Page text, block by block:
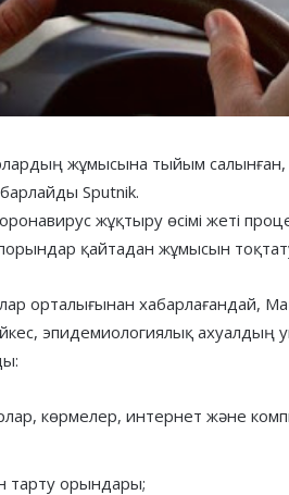
жұмысына тыйым салынған,
Sputnik.
жұқтыру өсімі жеті
қайтадан жұмысын
орталығынан хабарлағандай,
эпидемиологиялық
көрмелер, интернет және
тарту орындары;